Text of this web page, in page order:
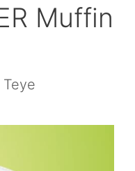
Muffin
Teye